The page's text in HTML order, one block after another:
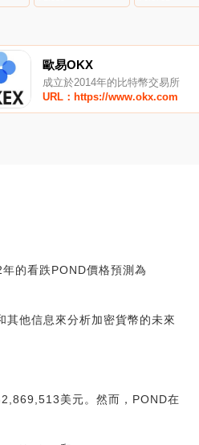
歐易OKX
成立於2014年的比特幣交易所
URL：https://www.okx.com
的看跌POND價格預測為
他信息來分析加密貨幣的未來
美元。然而，POND在